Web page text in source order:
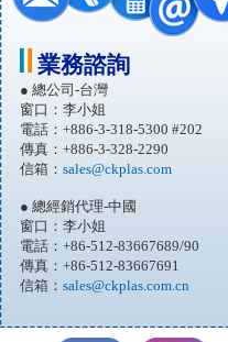
業務諮詢
● 總公司-台灣
窗口：李小姐
電話：+886-3-318-5300 #202
傳真：+886-3-328-2290
信箱： sales@ckplas.com
● 總經銷代理-中國
窗口：李小姐
電話：+86-512-83667689/90
傳真：+86-512-83667691
信箱： sales@ckplas.com.cn